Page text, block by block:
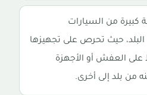
من السيارات
حيث تحرص على تجهيزها
على العفش أو الأجهزة
من بلد إلى أخرى.